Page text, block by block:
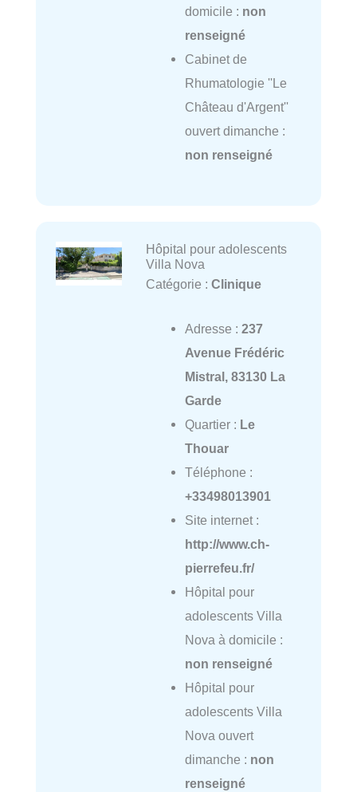
domicile : non
renseigné
Cabinet de
Rhumatologie ''Le
Château d'Argent''
ouvert dimanche :
non renseigné
Hôpital pour adolescents
Villa Nova
Catégorie : Clinique
Adresse : 237
Avenue Frédéric
Mistral, 83130 La
Garde
Quartier : Le
Thouar
Téléphone :
+33498013901
Site internet :
http://www.ch-
pierrefeu.fr/
Hôpital pour
adolescents Villa
Nova à domicile :
non renseigné
Hôpital pour
adolescents Villa
Nova ouvert
dimanche : non
renseigné